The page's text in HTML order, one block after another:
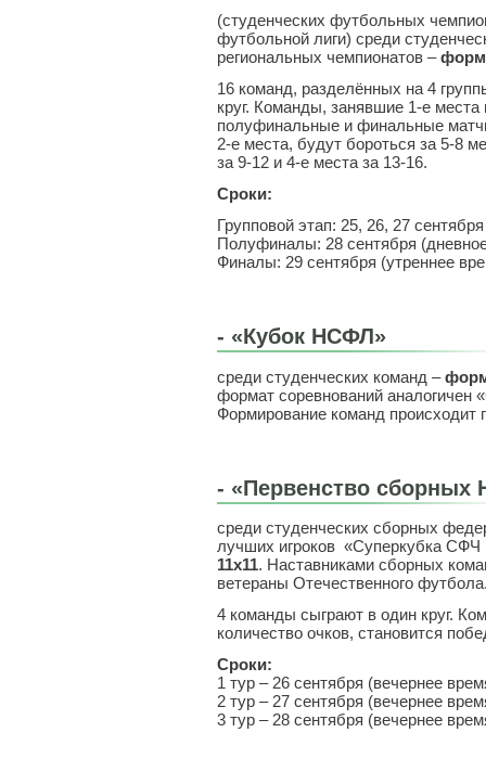
(студенческих футбольных
футбольной лиги) среди
региональных чемпионатов –
16 команд, разделённых на 4
круг. Команды, занявшие 1-е места
полуфинальные и финальные
2-е места, будут бороться за 5-8
за 9-12 и 4-е места за 13-16.
Сроки:
Групповой этап: 25, 26, 27
Полуфиналы: 28 сентября
Финалы: 29 сентября (утреннее
- «Кубок НСФЛ»
среди студенческих команд –
формат соревнований
Формирование команд
- «Первенство сборных
среди студенческих сборных
лучших игроков «Суперкубка
11х11. Наставниками сборных
ветераны Отечественного
4 команды сыграют в один круг.
количество очков, становится
Сроки:
1 тур – 26 сентября (вечернее
2 тур – 27 сентября (вечернее
3 тур – 28 сентября (вечернее